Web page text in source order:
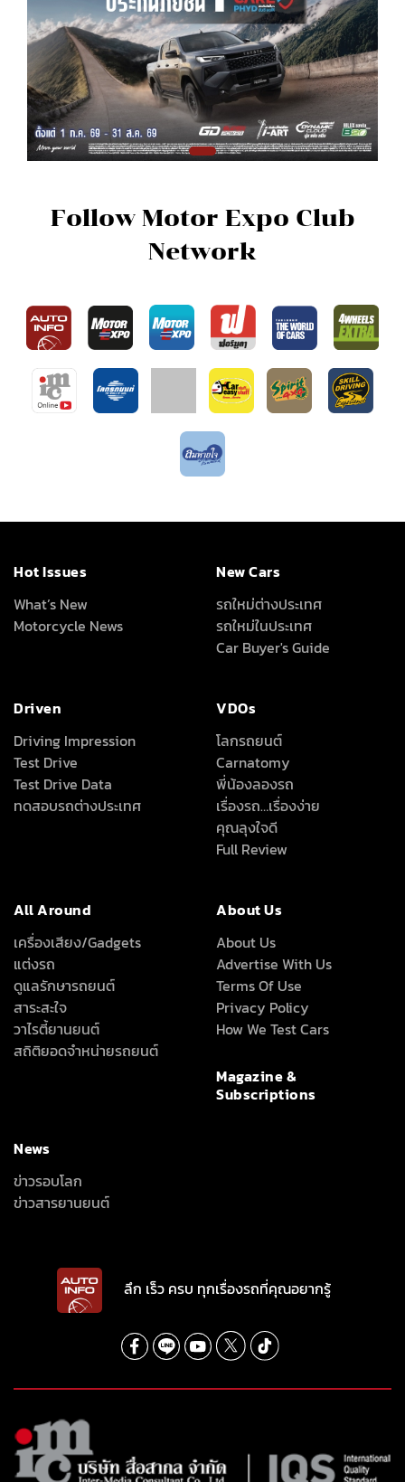
Follow Motor Expo Club
Network
Hot Issues
What’s New
Motorcycle News
New Cars
รถใหม่ต่างประเทศ
รถใหม่ในประเทศ
Car Buyer's Guide
Driven
Driving Impression
Test Drive
Test Drive Data
ทดสอบรถต่างประเทศ
VDOs
โลกรถยนต์
Carnatomy
พี่น้องลองรถ
เรื่องรถ…เรื่องง่าย
คุณลุงใจดี
Full Review
All Around
เครื่องเสียง/Gadgets
แต่งรถ
ดูแลรักษารถยนต์
สาระสะใจ
วาไรตี้ยานยนต์
สถิติยอดจำหน่ายรถยนต์
About Us
About Us
Advertise With Us
Terms Of Use
Privacy Policy
How We Test Cars
Magazine &
Subscriptions
News
ข่าวรอบโลก
ข่าวสารยานยนต์
ลึก เร็ว ครบ ทุกเรื่องรถที่คุณอยากรู้